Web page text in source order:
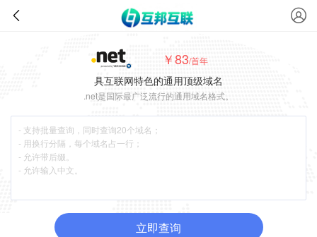
￥83/首年
具互联网特色的通用顶级域名
.net是国际最广泛流行的通用域名格式。
立即查询